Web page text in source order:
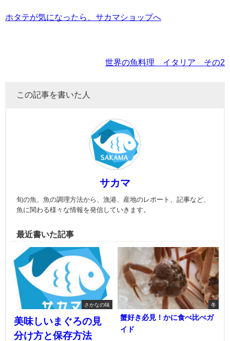
ホタテが気になったら、サカマショップへ
世界の魚料理 イタリア その2
この記事を書いた人
サカマ
旬の魚、魚の調理方法から、漁港、産地のレポート、記事など、
魚に関わる様々な情報を発信していきます。
最近書いた記事
さかなの味
美味しいまぐろの見
分け方と保存方法
冬
蟹好き必見！かに食べ比べガ
イド